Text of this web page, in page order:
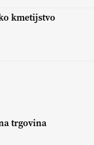
kmetijstvo
trgovina